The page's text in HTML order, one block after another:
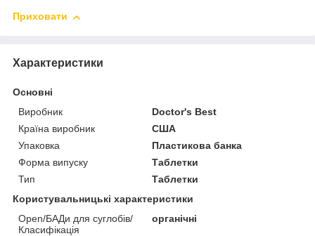
Приховати
Характеристики
Основні
Виробник
Doctor's Best
Країна виробник
США
Упаковка
Пластикова банка
Форма випуску
Таблетки
Тип
Таблетки
Користувальницькі характеристики
Open/БАДи для суглобів/
Класифікація
органічні